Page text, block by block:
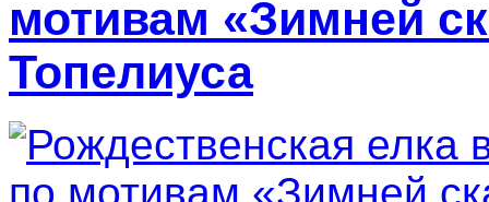
мотивам «Зимней
Топелиуса